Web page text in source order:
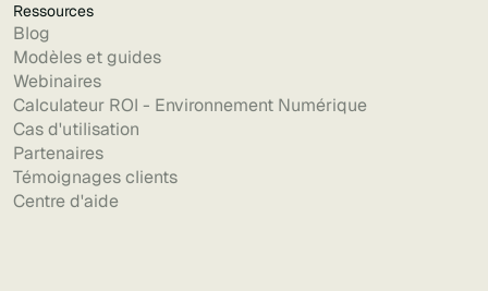
Ressources
Blog
Modèles et guides
Webinaires
Calculateur ROI - Environnement Numérique
Cas d'utilisation
Partenaires
Témoignages clients
Centre d'aide